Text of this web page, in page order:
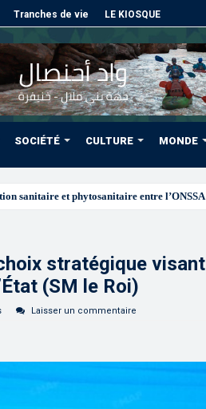
Tranches de vie LE KIOSQUE
SOCIÉTÉ CULTURE MONDE
stratégique visant
(SM le Roi)
Laisser un commentaire